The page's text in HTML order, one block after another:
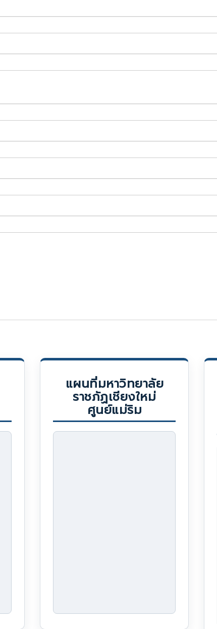
แผนที่มหาวิทยาลัย
ราชภัฏเชียงใหม่
ศูนย์แม่ริม